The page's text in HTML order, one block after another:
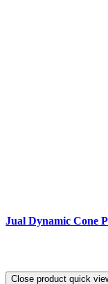
Jual Dynamic Cone
Close product quick